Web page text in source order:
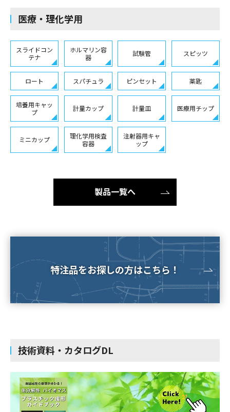
医療・理化学用
スライドコン
テナ
ホルマリン容
器
試験管 スピッツ
ロート スパチュラ ピンセット 薬匙
培養用キャッ
プ
計量カップ 計量皿 医療用チップ
ミニカップ
理化学用検査
容器
注射器用キャ
ップ
製品一覧へ
特注品をお探しの方はこちら！
技術資料・カタログDL